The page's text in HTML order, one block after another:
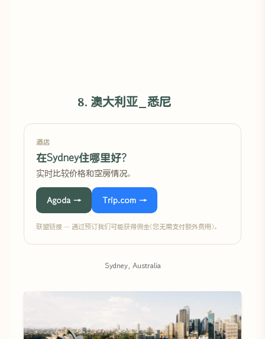
8. 澳大利亚_悉尼
酒店
在Sydney住哪里好?
实时比较价格和空房情况。
Agoda → Trip.com →
联盟链接 — 通过预订我们可能获得佣金(您无需支付额外费用)。
Sydney, Australia